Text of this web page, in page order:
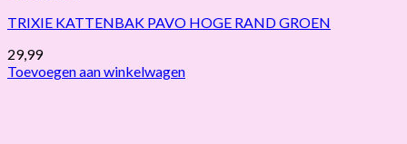
TRIXIE KATTENBAK PAVO HOGE RAND GROEN
29,99
Toevoegen aan winkelwagen